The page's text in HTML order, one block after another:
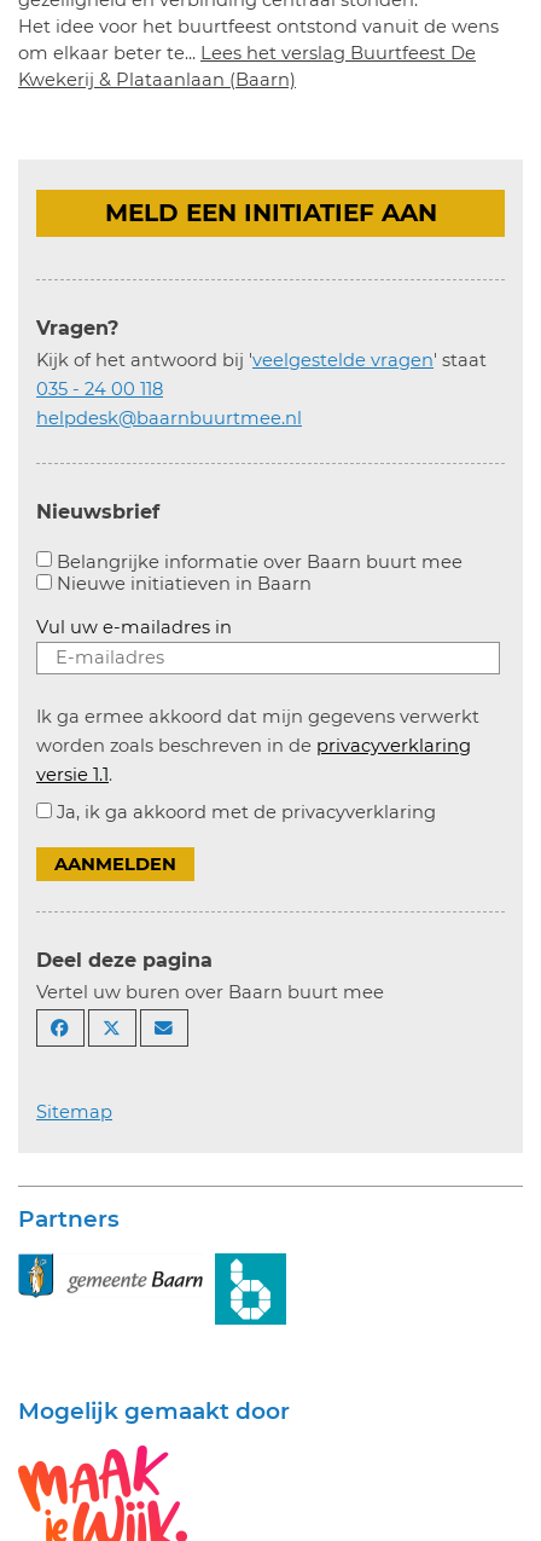
Het idee voor het buurtfeest ontstond vanuit de wens
om elkaar beter te... Lees het verslag Buurtfeest De
Kwekerij & Plataanlaan (Baarn)
MELD EEN INITIATIEF AAN
Vragen?
Kijk of het antwoord bij 'veelgestelde vragen' staat
035 - 24 00 118
helpdesk@baarnbuurtmee.nl
Nieuwsbrief
Belangrijke informatie over Baarn buurt mee
Nieuwe initiatieven in Baarn
Vul uw e-mailadres in
Ik ga ermee akkoord dat mijn gegevens verwerkt
worden zoals beschreven in de privacyverklaring
versie 1.1.
Ja, ik ga akkoord met de privacyverklaring
AANMELDEN
Deel deze pagina
Vertel uw buren over Baarn buurt mee
Sitemap
Partners
Mogelijk gemaakt door